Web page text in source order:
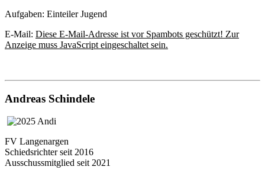
Aufgaben: Einteiler Jugend
E-Mail: Diese E-Mail-Adresse ist vor Spambots geschützt! Zur
Anzeige muss JavaScript eingeschaltet sein.
Andreas Schindele
FV Langenargen
Schiedsrichter seit 2016
Ausschussmitglied seit 2021